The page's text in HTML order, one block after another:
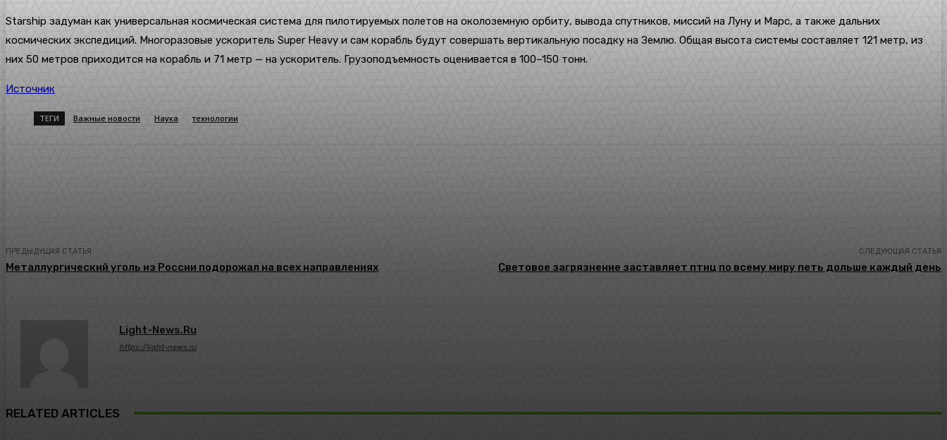
Starship задуман как универсальная космическая система для пилотируемых полетов на околоземную орбиту, вывода спутников, миссий на Луну и Марс, а также дальних
космических экспедиций. Многоразовые ускоритель Super Heavy и сам корабль будут совершать вертикальную посадку на Землю. Общая высота системы составляет 121 метр, из
них 50 метров приходится на корабль и 71 метр — на ускоритель. Грузоподъемность оценивается в 100–150 тонн.
Источник
ТЕГИ Важные новости Наука технологии
ПРЕДЫДУЩАЯ СТАТЬЯ
Металлургический уголь из России подорожал на всех направлениях
СЛЕДУЮЩАЯ СТАТЬЯ
Световое загрязнение заставляет птиц по всему миру петь дольше каждый день
Light-News.ru
https://light-news.ru
RELATED ARTICLES